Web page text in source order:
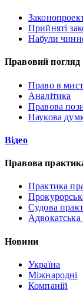
Прийняті
Набули
Правовий погляд
Право в
Аналітика
Правова
Наукова
Відео
Правова
Практика
Судова
Адвокатська
Новини
Україна
Міжнародні
Компаній